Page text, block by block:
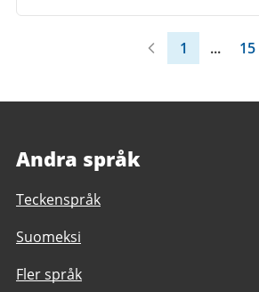
1 ... 15
Andra språk
Teckenspråk
Suomeksi
Fler språk